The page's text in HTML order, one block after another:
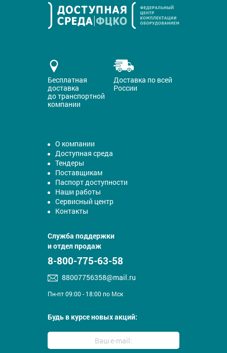
Бесплатная
доставка
до транспортной
компании
Доставка по всей
России
О компании
Доступная среда
Тендеры
Поставщикам
Паспорт доступности
Наши работы
Сервисный центр
Контакты
Служба поддержки
и отдел продаж
8-800-775-63-58
88007756358@mail.ru
Пн-пт 09:00 - 18:00 по Мск
Будь в курсе новых акций: